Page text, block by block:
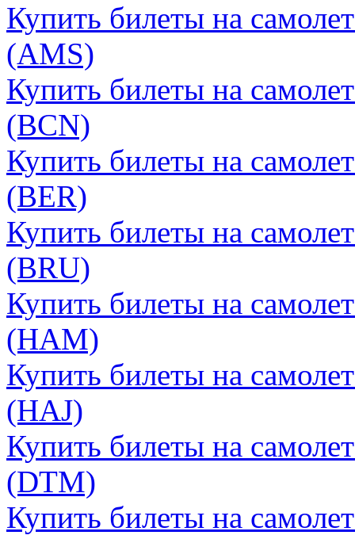
Купить билеты на
(AMS)
Купить билеты на
(BCN)
Купить билеты на
(BER)
Купить билеты на
(BRU)
Купить билеты на
(HAM)
Купить билеты на
(HAJ)
Купить билеты на
(DTM)
Купить билеты на